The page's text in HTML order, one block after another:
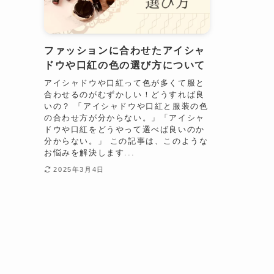
ファッションに合わせたアイシャ
ドウや口紅の色の選び方について
アイシャドウや口紅って色が多くて服と
合わせるのがむずかしい！どうすれば良
いの？ 「アイシャドウや口紅と服装の色
の合わせ方が分からない。」「アイシャ
ドウや口紅をどうやって選べば良いのか
分からない。」 この記事は、このような
お悩みを解決します...
2025年3月4日